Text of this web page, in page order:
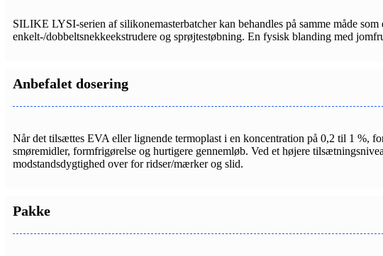
SILIKE LYSI-serien af ​​silikonemasterbatcher kan behandles på samme måde
enkelt-/dobbeltsnekkeekstrudere og sprøjtestøbning. En fysisk blanding med
Anbefalet dosering
Når det tilsættes EVA eller lignende termoplast i en koncentration på 0,2 til 1 %,
smøremidler, formfrigørelse og hurtigere gennemløb. Ved et højere
modstandsdygtighed over for ridser/mærker og slid.
Pakke